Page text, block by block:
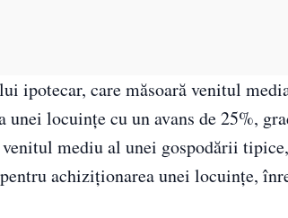
ipotecar, care măsoară venitul
locuinţe cu un avans de 25%,
mediu al unei gospodării
achiziţionarea unei locuinţe,